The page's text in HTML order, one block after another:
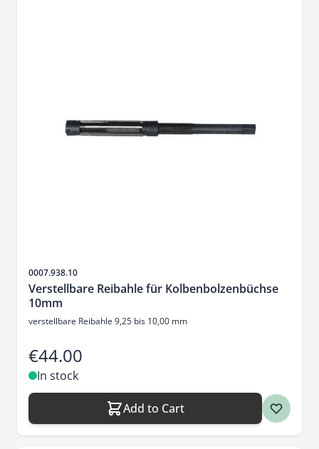
Sku
0007.938.10
Verstellbare Reibahle für Kolbenbolzenbüchse
10mm
verstellbare Reibahle 9,25 bis 10,00 mm
€44.00
In stock
Add to Cart